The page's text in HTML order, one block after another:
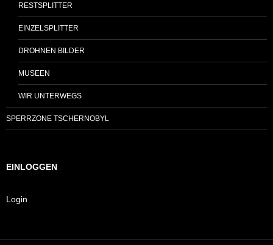
RESTSPLITTER
EINZELSPLITTER
DROHNEN BILDER
MUSEEN
WIR UNTERWEGS
SPERRZONE TSCHERNOBYL
EINLOGGEN
Login